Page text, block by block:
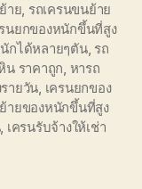
าย, รถเครนขนย้าย
นยกของหนักขึ้นที่สูง
กได้หลายๆตัน, รถ
น ราคาถูก, หารถ
ายวัน, เครนยกของ
ายของหนักขึ้นที่สูง
, เครนรับจ้างให้เช่า